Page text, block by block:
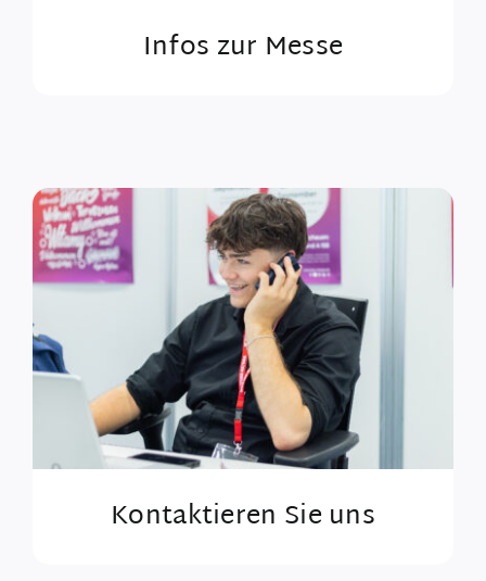
Infos zur Messe
Kontaktieren Sie uns